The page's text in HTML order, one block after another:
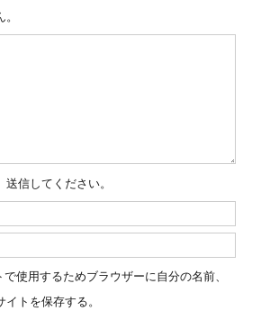
信してください。
使用するためブラウザーに自分の名前、
トを保存する。